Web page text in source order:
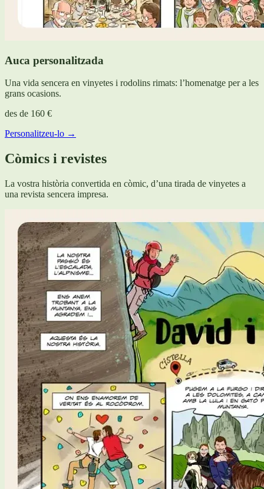
Auca personalitzada
Una vida sencera en vinyetes i rodolins rimats: l’homenatge per a les
grans ocasions.
des de 160 €
Personalitzeu-lo →
Còmics i revistes
La vostra història convertida en còmic, d’una tirada de vinyetes a
una revista sencera impresa.